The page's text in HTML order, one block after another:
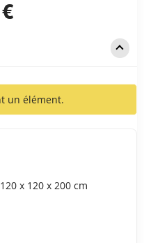
un élément.
x 120 x 200 cm